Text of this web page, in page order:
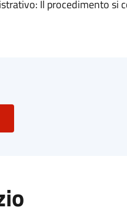
Il procedimento si